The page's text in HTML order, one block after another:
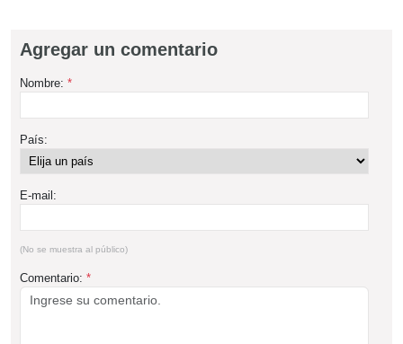
Agregar un comentario
Nombre: *
País:
E-mail:
(No se muestra al público)
Comentario: *